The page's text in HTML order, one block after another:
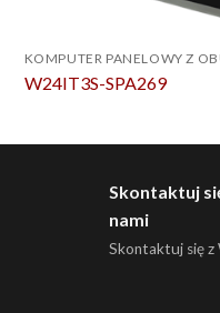
W24IT3S-SPA269
Skontaktuj
nami
Skontaktuj się z